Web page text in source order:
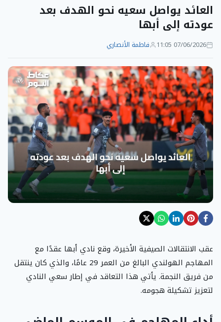
العائد يواصل سعيه نحو الهدف بعد
عودته إلى أبها
07/06/2026 11:05 فاطمة الأنصاري
عقب الانتقالات الصيفية الأخيرة، وقع نادي أبها عقدًا مع
المهاجم الهولندي البالغ من العمر 29 عامًا، والذي كان ينتقل
من فريق النجمة. يأتي هذا التعاقد في إطار سعي النادي
لتعزيز تشكيلة هجومه.